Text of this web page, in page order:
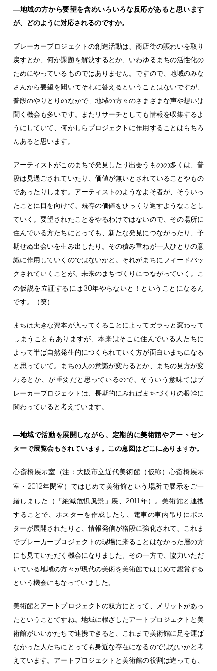
―地域の方から要望を含めいろいろな反応があると思います
が、どのように対応されるのですか。
ブレーカープロジェクトの創造活動は、商店街の賑わいを取り
戻すとか、何か課題を解決するとか、いわゆるまちの活性化の
ためにやっているものではありません。ですので、地域のみな
さんから要望を聞いてそれに答えるということはないですが、
普段のやりとりのなかで、地域の方々のさまざまな声や想いは
聞く機会も多いです。またリサーチとしても情報を収集するよ
うにしていて、何かしらプロジェクトに作用することはもちろ
んあると思います。
アーティストがこのまちで発見したり出会うものの多くは、普
段は見過ごされていたり、価値が無いとされていることやもの
であったりします。アーティストのようなよそ者が、そういっ
たことに目を向けて、既存の価値をひっくり返すようなことし
ていく。要望されたことをやるわけではないので、その場所に
住んでいる方たちにとっても、新たな発見につながったり、予
期せぬ出会いを生み出したり。その積み重ねが一人ひとりの意
識に作用していくのではないかと。それがまちにフィードバッ
クされていくことが、未来のまちづくりにつながっていく。こ
の仮説を立証するには30年やらないと！ということになるん
です。（笑）
まちは大きな資本が入ってくることによってガラっと変わって
しまうこともありますが、本来はそこに住んでいる人たちに
よって半ば自然発生的につくられていく方が面白いまちになる
と思っていて。まちの人の意識が変わるとか、まちの見方が変
わるとか、が重要だと思っているので、そういう意味ではブ
レーカープロジェクトは、長期的にみればまちづくりの根幹に
関わっていると考えています。
―地域で活動を展開しながら、定期的に美術館やアートセン
ターで展覧会もされています。この意図はどこにありますか。
心斎橋展示室（注：大阪市立近代美術館（仮称）心斎橋展示
室・ 2012年閉室）ではじめて美術館という場所で展示をご一
緒しました（ 「絶滅危惧風景」展、 2011 年）。美術館と連携
することで、ポスターを作成したり、電車の車内吊りにポス
ターが展開されたりと、情報発信が格段に強化されて、これま
でブレーカープロジェクトの現場に来ることはなかった層の方
にも見ていただく機会になりました。その一方で、協力いただ
いている地域の方々が現代の美術を美術館ではじめて鑑賞する
という機会にもなっていました。
美術館とアートプロジェクトの双方にとって、メリットがあっ
たということですね。地域に根ざしたアートプロジェクトと美
術館がいいかたちで連携できると、これまで美術館に足を運ば
なかった人たちにとっても身近な存在になるのではないかと考
えています。アートプロジェクトと美術館の役割は違っても、